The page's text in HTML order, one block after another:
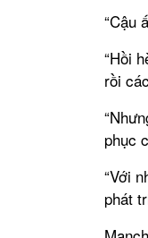
“Cậu
“Hồi
rồi
phục
“Với
phát